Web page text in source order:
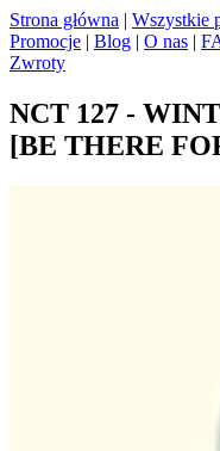
Strona główna | Wszystkie
Promocje | Blog | O nas |
Zwroty
NCT 127 -
[BE THERE